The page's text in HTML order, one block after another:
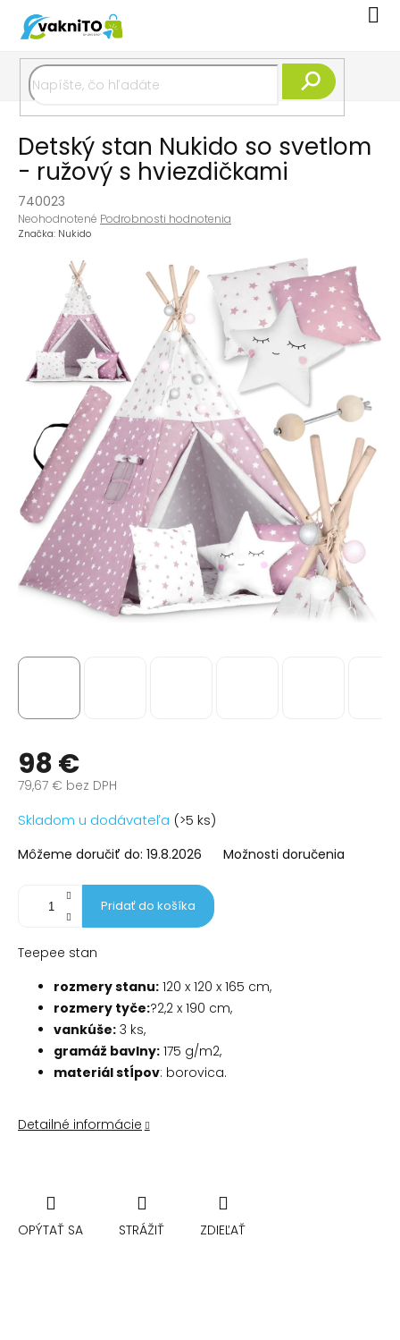
obsah
Detský stan Nukido so svetlom
- ružový s hviezdičkami
740023
Priemerné
hodnotenie
hviezdičiek.
Neohodnotené Podrobnosti hodnotenia
Značka: Nukido
98 €
79,67 € bez DPH
Jednotková
cena:
Skladom u dodávateľa (>5 ks)
Môžeme doručiť do: 19.8.2026 Možnosti doručenia
Pridať do košíka
Teepee stan
rozmery stanu: 120 x 120 x 165 cm,
rozmery tyče:?2,2 x 190 cm,
vankúše: 3 ks,
gramáž bavlny: 175 g/m2,
materiál stĺpov: borovica.
Detailné informácie
OPÝTAŤ SA STRÁŽIŤ ZDIEĽAŤ